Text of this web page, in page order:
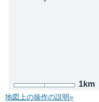
1km
地図上の操作の説明»